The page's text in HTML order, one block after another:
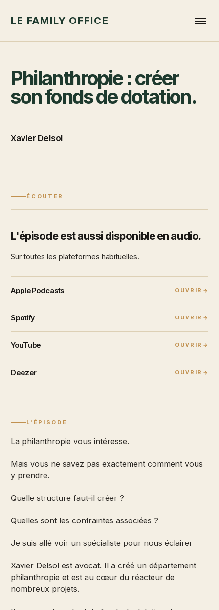
LE FAMILY OFFICE
Philanthropie : créer
son fonds de dotation.
Xavier Delsol
ÉCOUTER
L'épisode est aussi disponible en audio.
Sur toutes les plateformes habituelles.
Apple Podcasts OUVRIR
Spotify OUVRIR
YouTube OUVRIR
Deezer OUVRIR
L'ÉPISODE
La philanthropie vous intéresse.
Mais vous ne savez pas exactement comment vous
y prendre.
Quelle structure faut-il créer ?
Quelles sont les contraintes associées ?
Je suis allé voir un spécialiste pour nous éclairer
Xavier Delsol est avocat. Il a créé un département
philanthropie et est au cœur du réacteur de
nombreux projets.